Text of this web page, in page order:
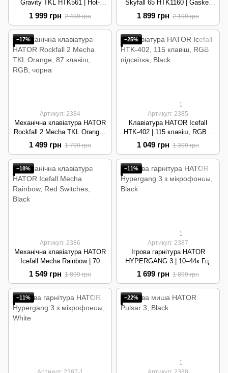
Gravity TKL HTK561 | Hot-
Swap, QMK/VIA, Aurum
Orange | White
1 999 грн 2 499 грн
Skyfall 65 HTK1160 | Gasket
Mount, Hot-Swap, RGB | Black
1 899 грн 2 199 грн
−17%
Артикул: 2384
Механічна клавіатура HATOR
Rockfall 2 Mecha TKL Orange |
87 клавіш, RGB, USB-C |
Black
1 499 грн 1 799 грн
−25%
1
Артикул: 2385
Клавіатура HATOR Icefall
HTK-402 | 115 клавіш, RGB 8
зон, UV-coating, Macro | Black
1 049 грн 1 399 грн
−18%
Артикул: 2386
Механічна клавіатура HATOR
Icefall Mecha Rainbow | 70
млн, Red Switches, USB-C |
Black
1 549 грн 1 899 грн
−11%
1
Артикул: 2387
Ігрова гарнітура HATOR
HYPERGANG 3 | 10–44к Гц,
знімний мікрофон | Black
1 699 грн 1 899 грн
−11% −22%
1